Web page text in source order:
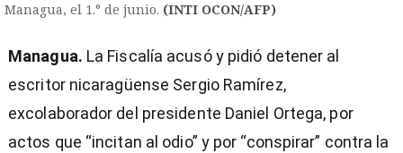
Managua, el 1.° de junio. (INTI OCON/AFP)
Managua. La Fiscalía acusó y pidió detener al
escritor nicaragüense Sergio Ramírez,
excolaborador del presidente Daniel Ortega, por
actos que “incitan al odio” y por “conspirar” contra la